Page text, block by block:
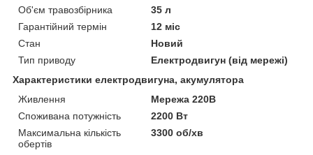
Об'єм травозбірника
35 л
Гарантійний термін
12 міс
Стан
Новий
Тип приводу
Електродвигун (від мережі)
Характеристики електродвигуна, акумулятора
Живлення
Мережа 220В
Споживана потужність
2200 Вт
Максимальна кількість
обертів
3300 об/хв